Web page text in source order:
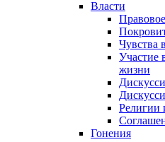
Власти
Чувства
Участие
жизни
Религии
Гонения